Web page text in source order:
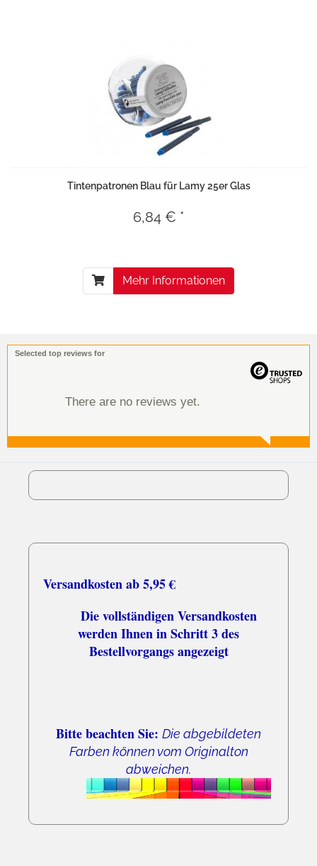
Tintenpatronen Blau für Lamy 25er Glas
6,84 € *
Mehr Informationen
Selected top reviews for
There are no reviews yet.
Versandkosten ab 5,95 €
Die vollständigen Versandkosten
werden Ihnen in Schritt 3 des
Bestellvorgangs angezeigt
Bitte beachten Sie: Die abgebildeten
Farben können vom Originalton
abweichen.